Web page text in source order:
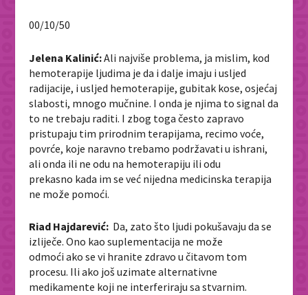
00/10/50
Jelena Kalinić:Ali najviše problema, ja mislim, kod
hemoterapije ljudima je da i dalje imaju i usljed
radijacije, i usljed hemoterapije, gubitak kose, osjećaj
slabosti, mnogo mučnine. I onda je njima to signal da
to ne trebaju raditi. I zbog toga često zapravo
pristupaju tim prirodnim terapijama, recimo voće,
povrće, koje naravno trebamo podržavati u ishrani,
ali onda ili ne odu na hemoterapiju ili odu
prekasno kada im se već nijedna medicinska terapija
ne može pomoći.
Riad Hajdarević: Da, zato što ljudi pokušavaju da se
izliječe. Ono kao suplementacija ne može
odmoći ako se vi hranite zdravo u čitavom tom
procesu. Ili ako još uzimate alternativne
medikamente koji ne interferiraju sa stvarnim.